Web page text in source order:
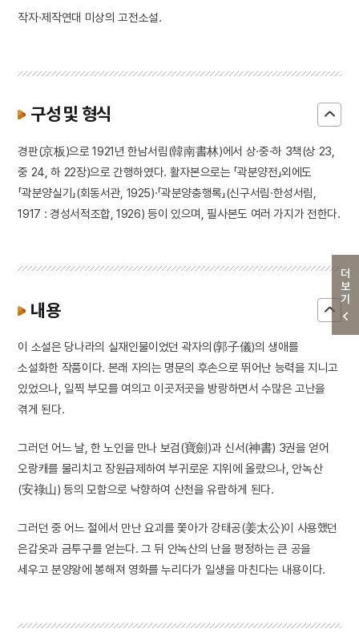
더보기
작자·제작연대 미상의 고전소설.
구성 및 형식
경판(京板)으로 1921년 한남서림(韓南書林)에서 상·중·하 3책(상 23,
중 24, 하 22장)으로 간행하였다. 활자본으로는 「곽분양전」외에도
「곽분양실기」(회동서관, 1925)·「곽분양충행록」(신구서림·한성서림,
1917 : 경성서적조합, 1926) 등이 있으며, 필사본도 여러 가지가 전한다.
내용
이 소설은 당나라의 실재인물이었던 곽자의(郭子儀)의 생애를
소설화한 작품이다. 본래 자의는 명문의 후손으로 뛰어난 능력을 지니고
있었으나, 일찍 부모를 여의고 이곳저곳을 방랑하면서 수많은 고난을
겪게 된다.
그러던 어느 날, 한 노인을 만나 보검(寶劍)과 신서(神書) 3권을 얻어
오랑캐를 물리치고 장원급제하여 부귀로운 지위에 올랐으나, 안녹산
(安祿山) 등의 모함으로 낙향하여 산천을 유람하게 된다.
그러던 중 어느 절에서 만난 요괴를 쫓아가 강태공(姜太公)이 사용했던
은갑옷과 금투구를 얻는다. 그 뒤 안녹산의 난을 평정하는 큰 공을
세우고 분양왕에 봉해져 영화를 누리다가 일생을 마친다는 내용이다.